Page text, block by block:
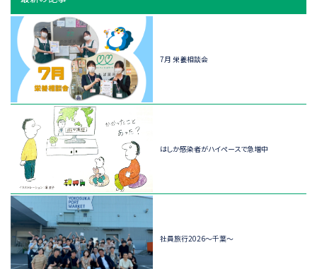
7月 栄養相談会
はしか感染者がハイペースで急増中
社員旅行2026～千葉～